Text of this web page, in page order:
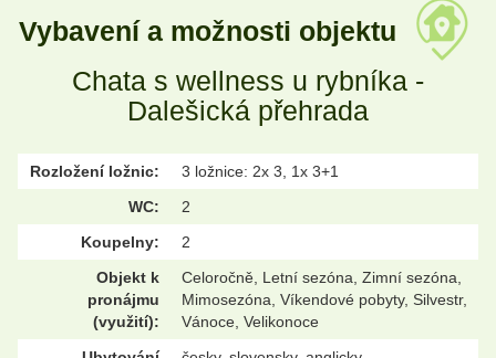
Vybavení a možnosti objektu
Chata s wellness u rybníka -
Dalešická přehrada
Rozložení ložnic:
3 ložnice: 2x 3, 1x 3+1
WC:
2
Koupelny:
2
Objekt k
pronájmu
(využití):
Celoročně, Letní sezóna, Zimní sezóna,
Mimosezóna, Víkendové pobyty, Silvestr,
Vánoce, Velikonoce